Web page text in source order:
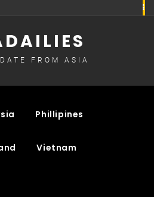
FROM ASIA
Phillipines
Vietnam